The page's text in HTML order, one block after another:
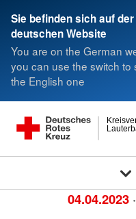
Sie befinden sich auf der
deutschen Website
You are on the German
you can use the switch to
the English one
04.04.2023